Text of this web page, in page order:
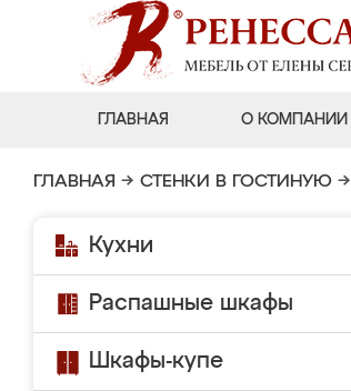
ГЛАВНАЯ О КОМПАНИИ
ГЛАВНАЯ → СТЕНКИ В ГОСТИНУЮ →
Кухни
Распашные шкафы
Шкафы-купе